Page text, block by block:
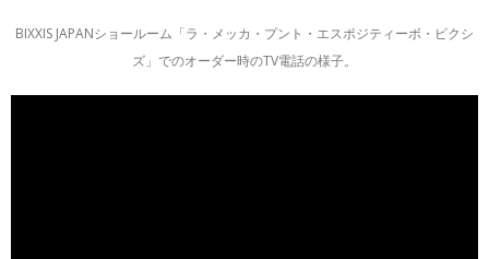
BIXXIS JAPANショールーム「ラ・メッカ・プント・エスポジティーボ・ビクシ
ズ」でのオーダー時のTV電話の様子。